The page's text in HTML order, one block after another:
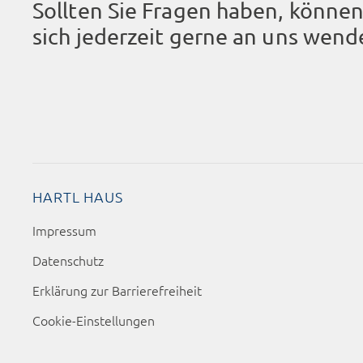
Sollten Sie Fragen haben,
sich jederzeit gerne an uns
HARTL HAUS
Impressum
Datenschutz
Erklärung zur Barrierefreiheit
Cookie-Einstellungen